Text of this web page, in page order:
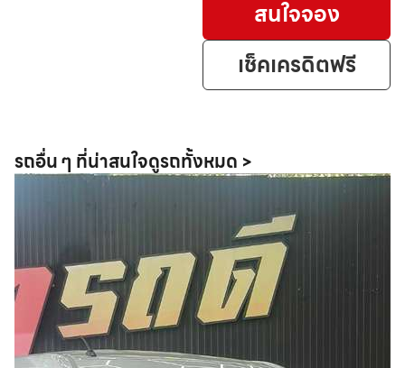
สนใจจอง
เช็คเครดิตฟรี
รถอื่น ๆ ที่น่าสนใจดูรถทั้งหมด >